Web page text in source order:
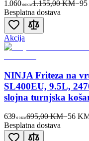
1.060 00KM1.155,00 KM−95
Besplatna dostava
Akcija
NINJA Friteza na
SL400EU, 9.5L,
slojna turnjska
639 00KM695,00 KM−56
Besplatna dostava